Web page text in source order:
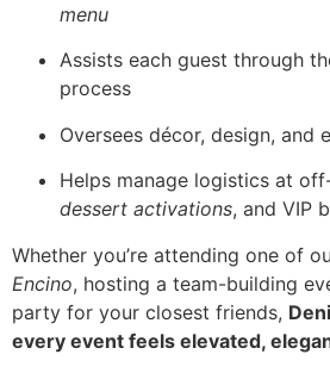
menu
Assists each guest through
process
Oversees décor, design, and
Helps manage logistics at
dessert activations, and VIP
Whether you’re attending one of
Encino, hosting a team-building
party for your closest friends,
every event feels elevated,